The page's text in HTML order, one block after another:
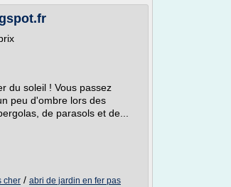
du soleil ! Vous passez
peu d'ombre lors des
de parasols et de...
cher / abri de jardin en fer pas